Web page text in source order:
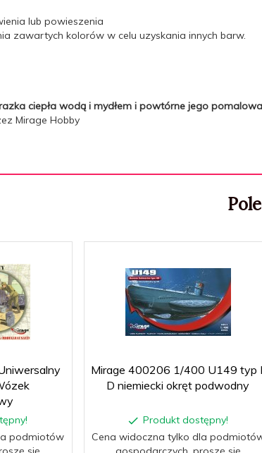
lub powieszenia
zawartych kolorów w celu uzyskania innych barw.
ciepła wodą i mydłem i powtórne jego
Mirage Hobby
podmiotów
Mirage 400206 1/400 U149 typ
D niemiecki okręt podwodny
Produkt dostępny!
Cena widoczna tylko dla